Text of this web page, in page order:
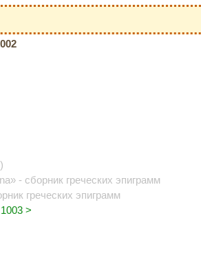
- сборник греческих эпиграмм
греческих эпиграмм
>